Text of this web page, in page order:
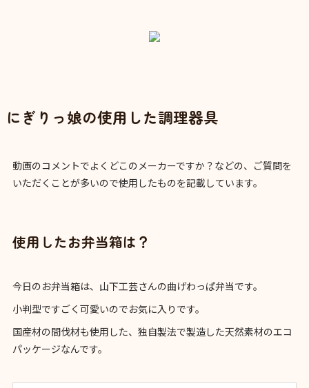
にぎりっ娘の使用した調理器具
動画のコメントでよくどこのメーカーですか？などの、ご質問を
いただくことが多いので使用したものを記載しています。
使用したお弁当箱は？
今日のお弁当箱は、山下工芸さんの曲げわっぱ弁当です。
小判型ですごく可愛いのでお気に入りです。
国産材の間伐材も使用した、独自製法で製造した天然素材のエコ
パッケージなんです。